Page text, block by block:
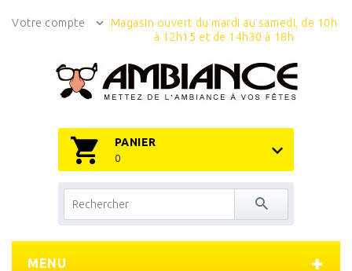
Votre compte
Magasin ouvert du mardi au samedi, de 10h
à 12h15 et de 14h30 à 18h
PANIER
0
MENU